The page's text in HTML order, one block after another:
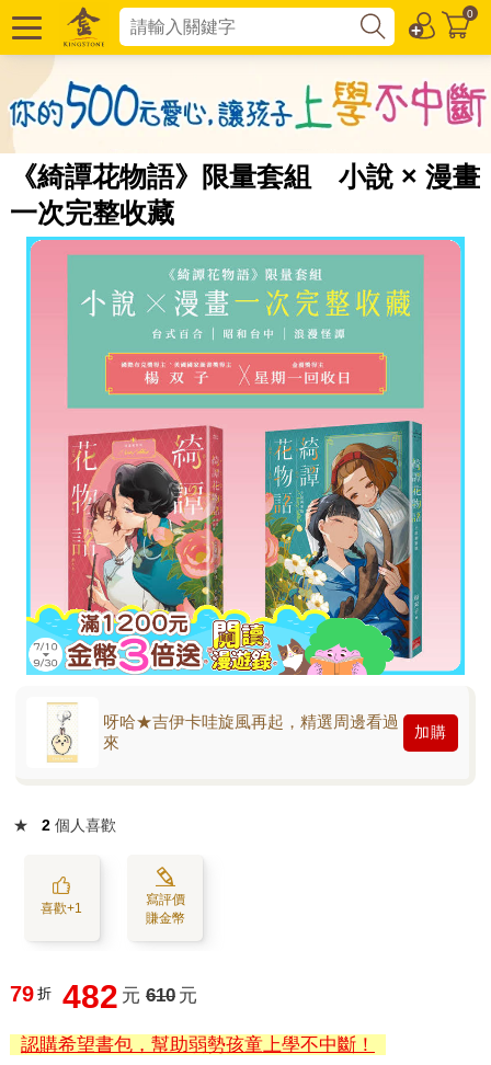
0
《綺譚花物語》限量套組 小說 × 漫畫
一次完整收藏
呀哈★吉伊卡哇旋風再起，精選周邊看過
來
加購
★ 2 個人喜歡
喜歡+1
寫評價
賺金幣
79 折 482 元 610 元
認購希望書包，幫助弱勢孩童上學不中斷！